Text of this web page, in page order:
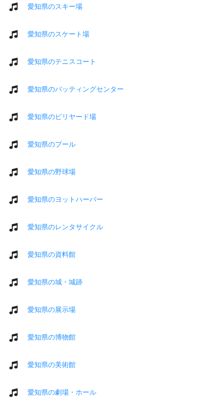
愛知県のスキー場
愛知県のスケート場
愛知県のテニスコート
愛知県のバッティングセンター
愛知県のビリヤード場
愛知県のプール
愛知県の野球場
愛知県のヨットハーバー
愛知県のレンタサイクル
愛知県の資料館
愛知県の城・城跡
愛知県の展示場
愛知県の博物館
愛知県の美術館
愛知県の劇場・ホール